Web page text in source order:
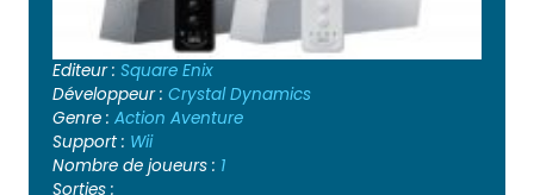
Editeur : Square Enix
Développeur : Crystal Dynamics
Genre : Action Aventure
Support : Wii
Nombre de joueurs : 1
Sorties :